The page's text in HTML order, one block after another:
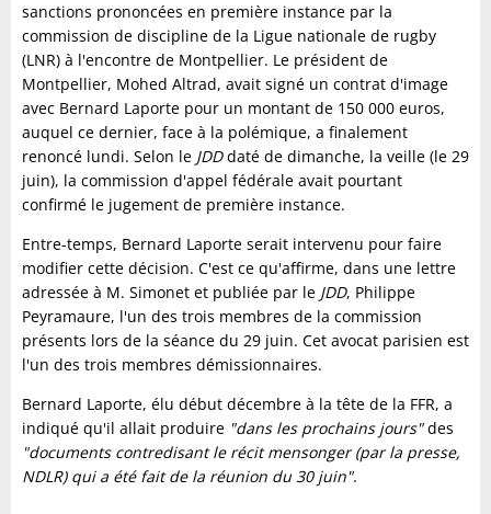
sanctions prononcées en première instance par la
commission de discipline de la Ligue nationale de rugby
(LNR) à l'encontre de Montpellier. Le président de
Montpellier, Mohed Altrad, avait signé un contrat d'image
avec Bernard Laporte pour un montant de 150 000 euros,
auquel ce dernier, face à la polémique, a finalement
renoncé lundi. Selon le JDDdaté de dimanche, la veille (le 29
juin), la commission d'appel fédérale avait pourtant
confirmé le jugement de première instance.
Entre-temps, Bernard Laporte serait intervenu pour faire
modifier cette décision. C'est ce qu'affirme, dans une lettre
adressée à M. Simonet et publiée par le JDD, Philippe
Peyramaure, l'un des trois membres de la commission
présents lors de la séance du 29 juin. Cet avocat parisien est
l'un des trois membres démissionnaires.
Bernard Laporte, élu début décembre à la tête de la FFR, a
indiqué qu'il allait produire "dans les prochains jours"des
"documents contredisant le récit mensonger (par la presse,
NDLR) qui a été fait de la réunion du 30 juin".